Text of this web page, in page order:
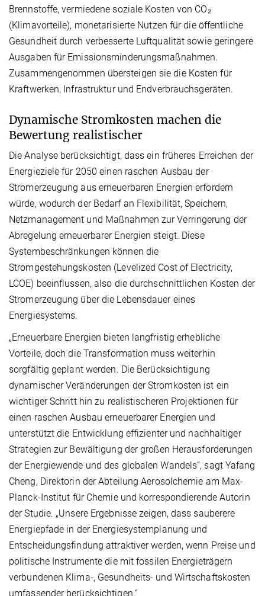
Brennstoffe, vermiedene soziale Kosten von CO₂
(Klimavorteile), monetarisierte Nutzen für die öffentliche
Gesundheit durch verbesserte Luftqualität sowie geringere
Ausgaben für Emissionsminderungsmaßnahmen.
Zusammengenommen übersteigen sie die Kosten für
Kraftwerken, Infrastruktur und Endverbrauchsgeräten.
Dynamische Stromkosten machen die
Bewertung realistischer
Die Analyse berücksichtigt, dass ein früheres Erreichen der
Energieziele für 2050 einen raschen Ausbau der
Stromerzeugung aus erneuerbaren Energien erfordern
würde, wodurch der Bedarf an Flexibilität, Speichern,
Netzmanagement und Maßnahmen zur Verringerung der
Abregelung erneuerbarer Energien steigt. Diese
Systembeschränkungen können die
Stromgestehungskosten (Levelized Cost of Electricity,
LCOE) beeinflussen, also die durchschnittlichen Kosten der
Stromerzeugung über die Lebensdauer eines
Energiesystems.
„Erneuerbare Energien bieten langfristig erhebliche
Vorteile, doch die Transformation muss weiterhin
sorgfältig geplant werden. Die Berücksichtigung
dynamischer Veränderungen der Stromkosten ist ein
wichtiger Schritt hin zu realistischeren Projektionen für
einen raschen Ausbau erneuerbarer Energien und
unterstützt die Entwicklung effizienter und nachhaltiger
Strategien zur Bewältigung der großen Herausforderungen
der Energiewende und des globalen Wandels“, sagt Yafang
Cheng, Direktorin der Abteilung Aerosolchemie am Max-
Planck-Institut für Chemie und korrespondierende Autorin
der Studie. „Unsere Ergebnisse zeigen, dass sauberere
Energiepfade in der Energiesystemplanung und
Entscheidungsfindung attraktiver werden, wenn Preise und
politische Instrumente die mit fossilen Energieträgern
verbundenen Klima-, Gesundheits- und Wirtschaftskosten
umfassender berücksichtigen.“